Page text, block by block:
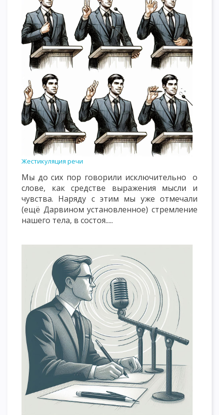
Жестикуляция речи
Мы до сих пор говорили исключительно о
слове, как средстве выражения мысли и
чувства. Наряду с этим мы уже отмечали
(ещё Дарвином установленное) стремление
нашего тела, в состоя.....